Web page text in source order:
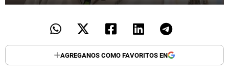
AGREGANOS COMO FAVORITOS EN